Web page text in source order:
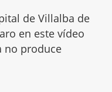
de Villalba de
en este vídeo
no produce